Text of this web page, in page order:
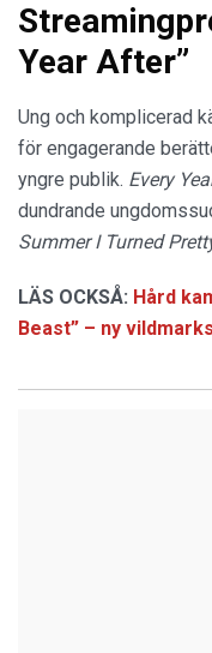
Year After”
Ung och komplicerad
för engagerande
yngre publik. Every
dundrande
Summer I Turned
LÄS OCKSÅ: Hård
Beast” – ny